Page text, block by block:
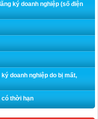
ký doanh nghiệp (số điện
doanh nghiệp do bị mất,
có thời hạn